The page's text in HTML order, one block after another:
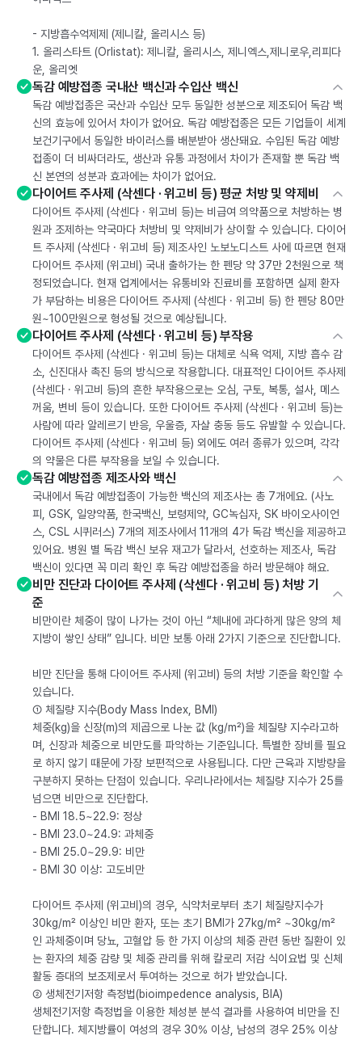
- 지방흡수억제제 (제니칼, 올리시스 등)
1. 올리스타트 (Orlistat): 제니칼, 올리시스, 제니엑스,제니로우,리피다
운, 올리엣
독감 예방접종 국내산 백신과 수입산 백신
독감 예방접종은 국산과 수입산 모두 동일한 성분으로 제조되어 독감 백
신의 효능에 있어서 차이가 없어요. 독감 예방접종은 모든 기업들이 세계
보건기구에서 동일한 바이러스를 배분받아 생산돼요. 수입된 독감 예방
접종이 더 비싸더라도, 생산과 유통 과정에서 차이가 존재할 뿐 독감 백
신 본연의 성분과 효과에는 차이가 없어요.
다이어트 주사제 (삭센다 · 위고비 등) 평균 처방 및 약제비
다이어트 주사제 (삭센다 · 위고비 등)는 비급여 의약품으로 처방하는 병
원과 조제하는 약국마다 처방비 및 약제비가 상이할 수 있습니다. 다이어
트 주사제 (삭센다 · 위고비 등) 제조사인 노보노디스트 사에 따르면 현재
다이어트 주사제 (위고비) 국내 출하가는 한 펜당 약 37만 2천원으로 책
정되었습니다. 현재 업계에서는 유통비와 진료비를 포함하면 실제 환자
가 부담하는 비용은 다이어트 주사제 (삭센다 · 위고비 등) 한 펜당 80만
원~100만원으로 형성될 것으로 예상됩니다.
다이어트 주사제 (삭센다 · 위고비 등) 부작용
다이어트 주사제 (삭센다 · 위고비 등)는 대체로 식욕 억제, 지방 흡수 감
소, 신진대사 촉진 등의 방식으로 작용합니다. 대표적인 다이어트 주사제
(삭센다 · 위고비 등)의 흔한 부작용으로는 오심, 구토, 복통, 설사, 메스
꺼움, 변비 등이 있습니다. 또한 다이어트 주사제 (삭센다 · 위고비 등)는
사람에 따라 알레르기 반응, 우울증, 자살 충동 등도 유발할 수 있습니다.
다이어트 주사제 (삭센다 · 위고비 등) 외에도 여러 종류가 있으며, 각각
의 약물은 다른 부작용을 보일 수 있습니다.
독감 예방접종 제조사와 백신
국내에서 독감 예방접종이 가능한 백신의 제조사는 총 7개에요. (사노
피, GSK, 일양약품, 한국백신, 보령제약, GC녹십자, SK 바이오사이언
스, CSL 시퀴러스) 7개의 제조사에서 11개의 4가 독감 백신을 제공하고
있어요. 병원 별 독감 백신 보유 재고가 달라서, 선호하는 제조사, 독감
백신이 있다면 꼭 미리 확인 후 독감 예방접종을 하러 방문해야 해요.
비만 진단과 다이어트 주사제 (삭센다 · 위고비 등) 처방 기
준
비만이란 체중이 많이 나가는 것이 아닌 “체내에 과다하게 많은 양의 체
지방이 쌓인 상태” 입니다. 비만 보통 아래 2가지 기준으로 진단합니다.
비만 진단을 통해 다이어트 주사제 (위고비) 등의 처방 기준을 확인할 수
있습니다.
① 체질량 지수(Body Mass Index, BMI)
체중(kg)을 신장(m)의 제곱으로 나눈 값 (kg/m²)을 체질량 지수라고하
며, 신장과 체중으로 비만도를 파악하는 기준입니다. 특별한 장비를 필요
로 하지 않기 때문에 가장 보편적으로 사용됩니다. 다만 근육과 지방량을
구분하지 못하는 단점이 있습니다. 우리나라에서는 체질량 지수가 25를
넘으면 비만으로 진단합다.
- BMI 18.5~22.9: 정상
- BMI 23.0~24.9: 과체중
- BMI 25.0~29.9: 비만
- BMI 30 이상: 고도비만
다이어트 주사제 (위고비)의 경우, 식약처로부터 초기 체질량지수가
30kg/m² 이상인 비만 환자, 또는 초기 BMI가 27kg/m² ~30kg/m²
인 과체중이며 당뇨, 고혈압 등 한 가지 이상의 체중 관련 동반 질환이 있
는 환자의 체중 감량 및 체중 관리를 위해 칼로리 저감 식이요법 및 신체
활동 증대의 보조제로서 투여하는 것으로 허가 받았습니다.
② 생체전기저항 측정법(bioimpedence analysis, BIA)
생체전기저항 측정법을 이용한 체성분 분석 결과를 사용하여 비만을 진
단합니다. 체지방률이 여성의 경우 30% 이상, 남성의 경우 25% 이상